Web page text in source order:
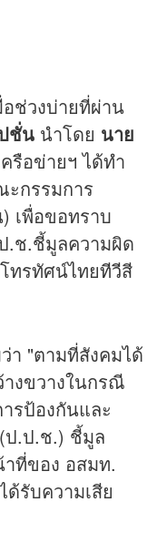
อช่วงบ่ายที่ผ่าน
ชั่น นำโดย นาย
รือข่ายฯ ได้ทำ
กรรมการ
เพื่อขอทราบ
.ช.ชี้มูลความผิด
ทรทัศน์ไทยทีวีสี
า "ตามที่สังคมได้
งขวางในกรณี
รป้องกันและ
ป.ป.ช.) ชี้มูล
ที่ของ อสมท.
รับความเสีย